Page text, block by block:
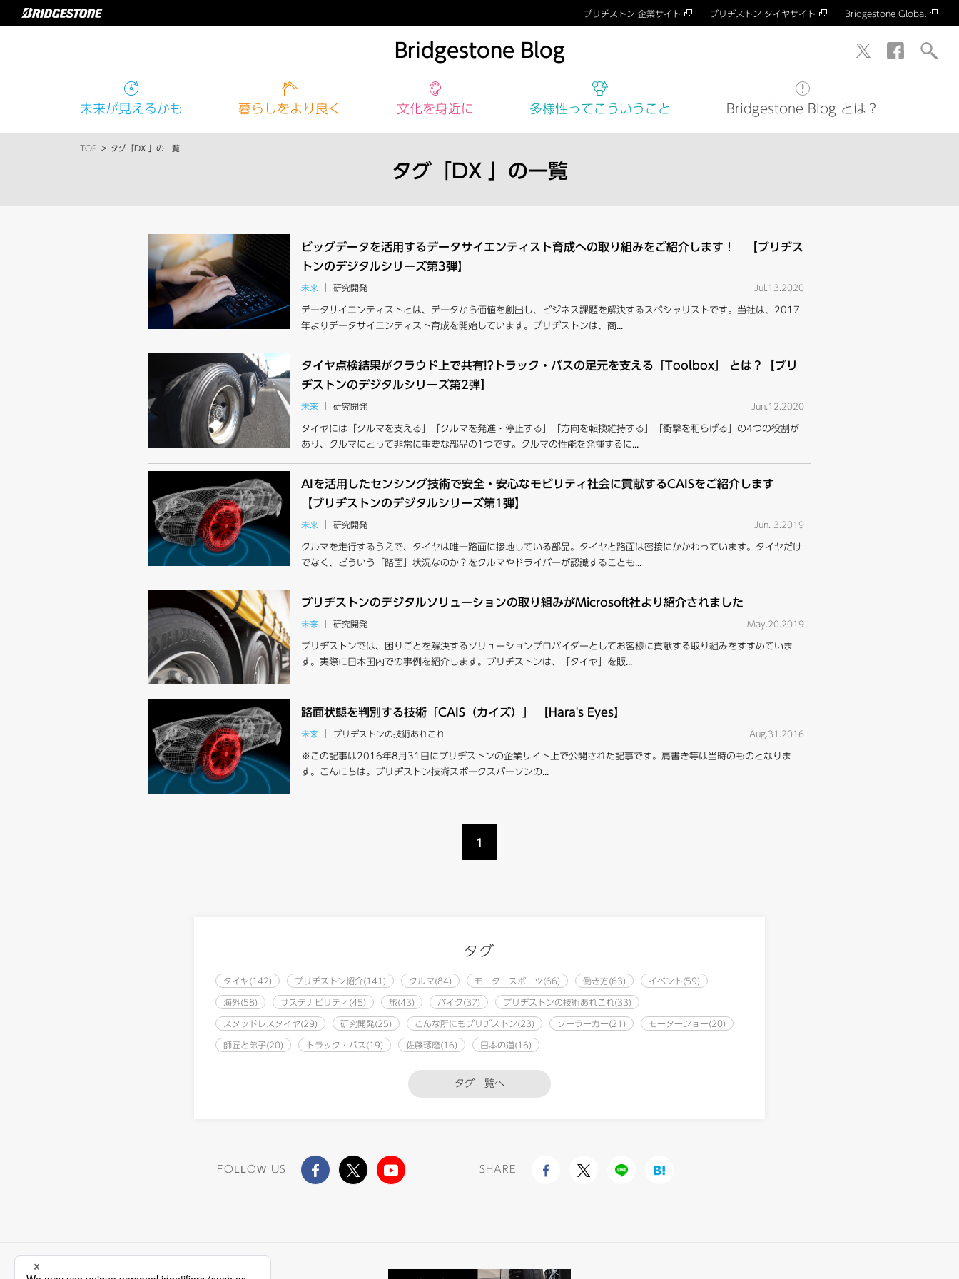
ブリヂストン 企業サイト ブリヂストン タイヤサイト Bridgestone Global
Bridgestone Blog
未来が見えるかも 暮らしをより良く 文化を身近に 多様性 ってこういうこと Bridgestone Blog とは？
TOP タグ「DX 」の一覧
タグ「DX 」の一覧
ビッグデータを活用するデータサイエンティスト育成への取り組みをご紹介します！ 【ブリヂス
トンのデジタルシリーズ第3弾】
未来 研究開発 Jul.13.2020
データサイエンティストとは、データから価値を創出し、ビジネス課題を解決するスペシャリストです。当社は、2017
年よりデータサイエンティスト育成を開始しています。ブリヂストンは、商...
タイヤ点検結果がクラウド上で共有!?トラック・バスの足元を支える「Toolbox」 とは？【ブリ
ヂストンのデジタルシリーズ第2弾】
未来 研究開発 Jun.12.2020
タイヤには「クルマを支える」「クルマを発進・停止する」「方向を転換維持する」「衝撃を和らげる」の4つの役割が
あり、クルマにとって非常に重要な部品の1つです。クルマの性能を発揮するに...
AIを活用したセンシング技術で安全・安心なモビリティ社会に貢献するCAISをご紹介します
【ブリヂストンのデジタルシリーズ第1弾】
未来 研究開発 Jun. 3.2019
クルマを走行するうえで、タイヤは唯一路面に接地している部品。タイヤと路面は密接にかかわっています。タイヤだけ
でなく、どういう「路面」状況なのか？をクルマやドライバーが認識することも...
ブリヂストンのデジタルソリューションの取り組みがMicrosoft社より紹介されました
未来 研究開発 May.20.2019
ブリヂストンでは、困りごとを解決するソリューションプロバイダーとしてお客様に貢献する取り組みをすすめていま
す。実際に日本国内での事例を紹介します。ブリヂストンは、「タイヤ」を販...
路面状態を判別する技術「CAIS（カイズ）」 【Hara's Eyes】
未来 ブリヂストンの技術あれこれ Aug.31.2016
※この記事は2016年8月31日にブリヂストンの企業サイト上で公開された記事です。肩書き等は当時のものとなりま
す。こんにちは。ブリヂストン技術スポークスパーソンの...
1
タグ
タイヤ(142) ブリヂストン紹介(141) クルマ(84) モータースポーツ(66) 働き方(63) イベント(59)
海外(58) サステナビリティ(45) 旅(43) バイク(37) ブリヂストンの技術あれこれ(33)
スタッドレスタイヤ(29) 研究開発(25) こんな所にもブリヂストン(23) ソーラーカー(21) モーターショー(20)
師匠と弟子(20) トラック・バス(19) 佐藤琢磨(16) 日本の道(16)
タグ一覧へ
FOLLOW US SHARE